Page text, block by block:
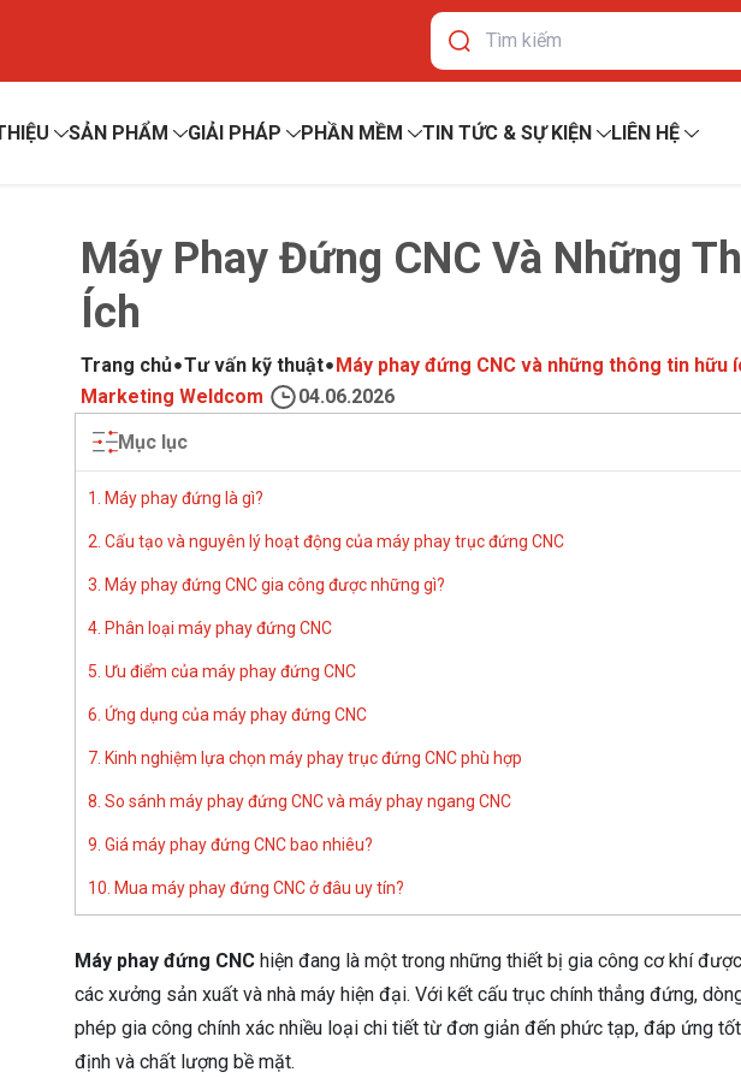
SẢN PHẨM GIẢI PHÁP PHẦN MỀM TIN TỨC & SỰ KIỆN LIÊN HỆ
Máy Phay Đứng CNC Và Những
Ích
Trang chủ Tư vấn kỹ thuật Máy phay đứng CNC và những thông tin hữu
Marketing Weldcom
04.06.2026
Mục lục
1. Máy phay đứng là gì?
2. Cấu tạo và nguyên lý hoạt động của máy phay trục đứng CNC
3. Máy phay đứng CNC gia công được những gì?
4. Phân loại máy phay đứng CNC
5. Ưu điểm của máy phay đứng CNC
6. Ứng dụng của máy phay đứng CNC
7. Kinh nghiệm lựa chọn máy phay trục đứng CNC phù hợp
8. So sánh máy phay đứng CNC và máy phay ngang CNC
9. Giá máy phay đứng CNC bao nhiêu?
10. Mua máy phay đứng CNC ở đâu uy tín?
Máy phay đứng CNC hiện đang là một trong những thiết bị gia công cơ khí
các xưởng sản xuất và nhà máy hiện đại. Với kết cấu trục chính thẳng đứng,
phép gia công chính xác nhiều loại chi tiết từ đơn giản đến phức tạp, đáp ứng
định và chất lượng bề mặt.